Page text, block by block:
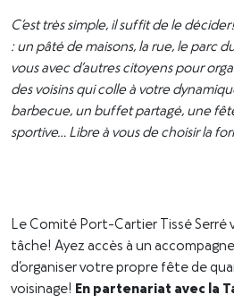
C’est très simple, il suffit de le
: un pâté de maisons, la rue, le parc
vous avec d’autres citoyens pour
des voisins qui colle à votre
barbecue, un buffet partagé, une
sportive… Libre à vous de choisir la
Le Comité Port-Cartier Tissé Serré
tâche! Ayez accès à un
d’organiser votre propre fête de
voisinage! En partenariat avec la